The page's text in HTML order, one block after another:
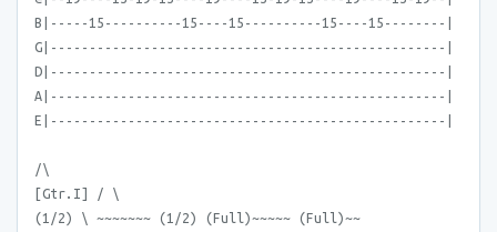
B|-----15----------15----15----------15----15--------|
G|---------------------------------------------------|
D|---------------------------------------------------|
A|---------------------------------------------------|
E|---------------------------------------------------|
/\
[Gtr.I] / \
(1/2) \ ~~~~~~~ (1/2) (Full)~~~~~ (Full)~~